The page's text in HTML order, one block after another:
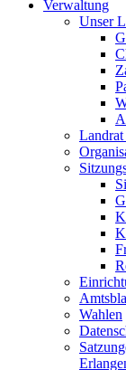
Verwaltung
Unser
Wahlen